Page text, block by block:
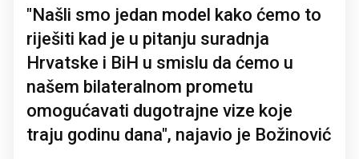
"Našli smo jedan model kako ćemo to
riješiti kad je u pitanju suradnja
Hrvatske i BiH u smislu da ćemo u
našem bilateralnom prometu
omogućavati dugotrajne vize koje
traju godinu dana", najavio je Božinović